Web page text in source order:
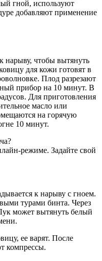
гной, используют
добавляют применение
чтобы вытянуть
для кожи готовят в
Плод разрезают
прибор на 10 минут. В
Для приготовления
масло или
на горячую
10 минут.
режиме. Задайте свой
к нарыву с гноем.
турами бинта. Через
может вытянуть белый
ее варят. После
компрессы.